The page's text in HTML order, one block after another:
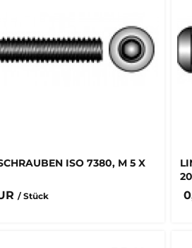
ISO 7380, M 5 X
/ Stück
20